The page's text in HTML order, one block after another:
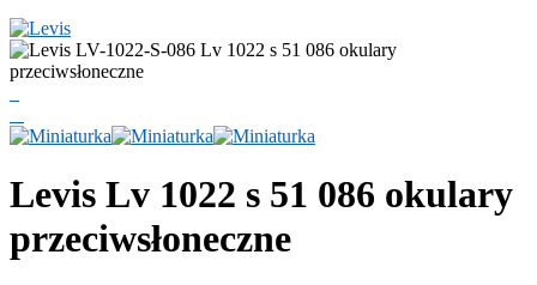
Levis Lv 1022 s 51 086 okulary
przeciwsłoneczne